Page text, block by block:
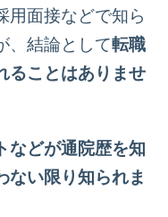
用面接などで知ら
、結論として転職
ることはありませ
などが通院歴を知
ない限り知られま